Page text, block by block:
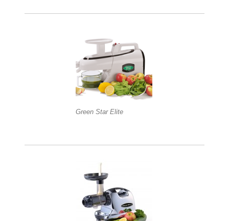
Green Star Elite